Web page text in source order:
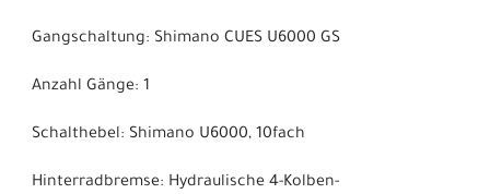
Gangschaltung: Shimano CUES U6000 GS
Anzahl Gänge: 1
Schalthebel: Shimano U6000, 10fach
Hinterradbremse: Hydraulische 4-Kolben-